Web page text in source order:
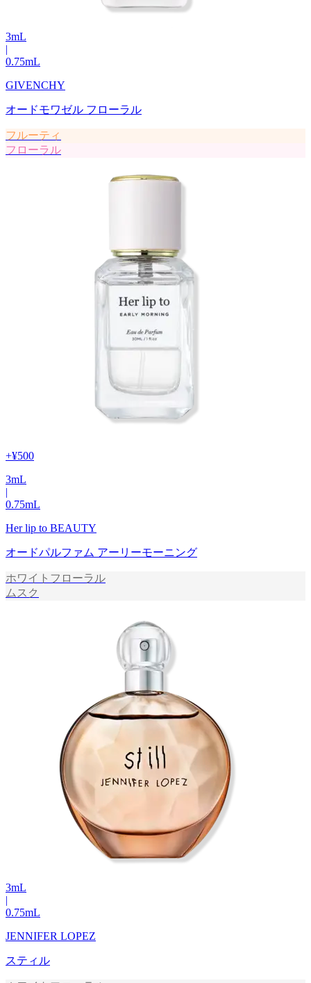
3mL
|
0.75mL
GIVENCHY
オードモワゼル フローラル
フルーティ
フローラル
+¥500
3mL
|
0.75mL
Her lip to BEAUTY
オードパルファム アーリーモーニング
ホワイトフローラル
ムスク
3mL
|
0.75mL
JENNIFER LOPEZ
スティル